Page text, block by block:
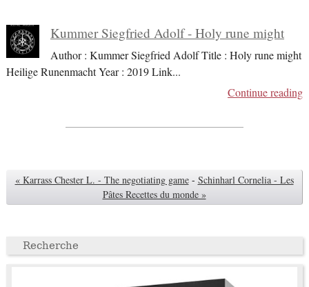
Kummer Siegfried Adolf - Holy rune might
Author : Kummer Siegfried Adolf Title : Holy rune might
Heilige Runenmacht Year : 2019 Link...
Continue reading
« Karrass Chester L. - The negotiating game - Schinharl Cornelia - Les
Pâtes Recettes du monde »
Recherche